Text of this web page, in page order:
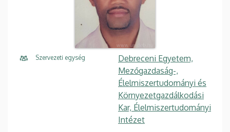
Szervezeti egység
Debreceni Egyetem,
Mezőgazdaság-,
Élelmiszertudományi és
Környezetgazdálkodási
Kar, Élelmiszertudományi
Intézet